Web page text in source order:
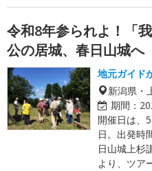
令和8年参られよ！「
公の居城、春日山城へ
地元ガイド
新潟県・
期間：
開催日は、
日。出発時
日山城上杉
より、ツア